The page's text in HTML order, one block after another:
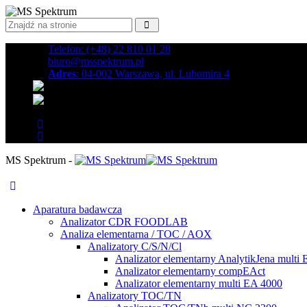
Telefon: (+48) 22 810 01 28
biuro@msspektrum.pl
Adres: 04-002 Warszawa, ul. Lubomira 4
MS Spektrum -
Aparatura badawcza
Analizator CDR FOODLAB
Analiza elementarna / TOC / AOX
Analizatory C/S/N/Cl
Analizator elementarny AnalytikJena multi
Analizator elementarny compEAct
Analizator elementarny multi EA 4000
Analizatory TOC/TN